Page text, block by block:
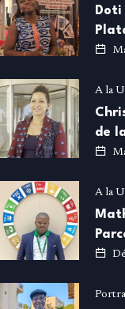
A la
de
A la